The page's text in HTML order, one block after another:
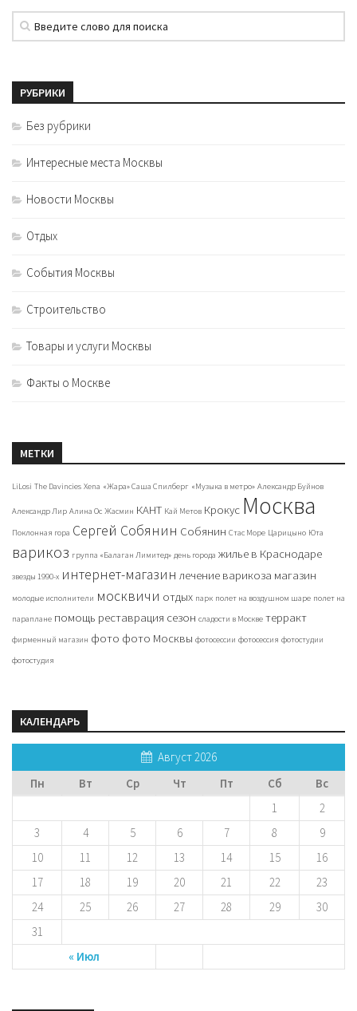
РУБРИКИ
Без рубрики
Интересные места Москвы
Новости Москвы
Отдых
События Москвы
Строительство
Товары и услуги Москвы
Факты о Москве
МЕТКИ
LiLosi The Davincies Xena «Жара» Саша Спилберг «Музыка в метро» Александр Буйнов
Александр Лир Алина Ос Жасмин КАНТ Кай Метов Крокус Москва
Поклонная гора Сергей Собянин Собянин Стас Море Царицыно Юта
варикоз группа «Балаган Лимитед» день города жилье в Краснодаре
звезды 1990-х интернет-магазин лечение варикоза магазин
молодые исполнители москвичи отдых парк полет на воздушном шаре полет на
параплане помощь реставрация сезон сладости в Москве терракт
фирменный магазин фото фото Москвы фотосессии фотосессия фотостудии
фотостудия
КАЛЕНДАРЬ
Август 2026
Пн
Вт Ср Чт Пт Сб Вс
« Июл
1
2
3
4 5 6 7 8
9
10
11 12 13 14 15
16
17
18 19 20 21 22
23
24
25 26 27 28 29
30
31